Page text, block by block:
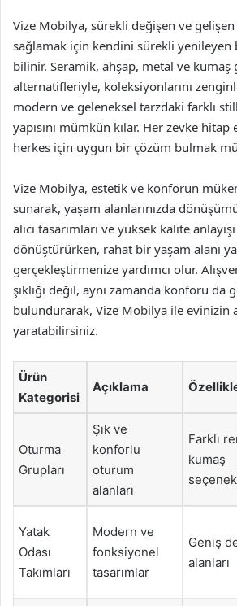
Vize Mobilya, sürekli değişen ve
sağlamak için kendini sürekli yenileyen
bilinir. Seramik, ahşap, metal ve kumaş
alternatifleriyle, koleksiyonlarını
modern ve geleneksel tarzdaki farklı
yapısını mümkün kılar. Her zevke
herkes için uygun bir çözüm bulmak
Vize Mobilya, estetik ve konforun
sunarak, yaşam alanlarınızda
alıcı tasarımları ve yüksek kalite
dönüştürürken, rahat bir yaşam alanı
gerçekleştirmenize yardımcı olur.
şıklığı değil, aynı zamanda konforu da
bulundurarak, Vize Mobilya ile evinizin
yaratabilirsiniz.
Ürün
Kategorisi
Açıklama
Oturma
Grupları
Şık ve
konforlu
oturum
alanları
Farklı
kumaş
Yatak
Odası
Takımları
Modern ve
fonksiyonel
tasarımlar
Geniş
alanları